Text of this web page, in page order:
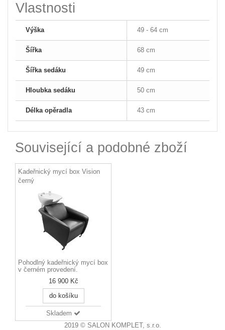
Vlastnosti
Výška 49 - 64 cm
Šířka 68 cm
Šířka sedáku 49 cm
Hloubka sedáku 50 cm
Délka opěradla 43 cm
Související a podobné zboží
Kadeřnický mycí box Vision
černý
Pohodlný kadeřnický mycí box
v černém provedení.
16 900 Kč
do košíku
Skladem
2019 © SALON KOMPLET, s.r.o.